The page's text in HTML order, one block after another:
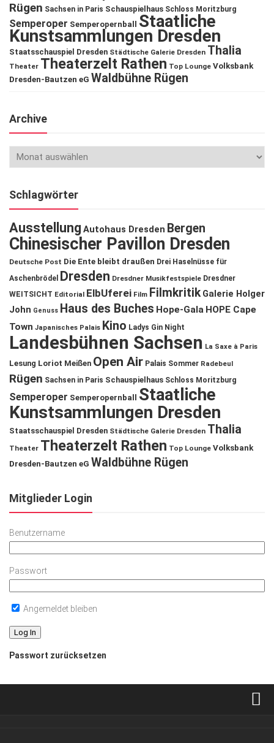
Rügen Sachsen in Paris Schauspielhaus Schloss Moritzburg
Semperoper Semperopernball Staatliche
Kunstsammlungen Dresden
Staatsschauspiel Dresden Städtische Galerie Dresden Thalia
Theater Theaterzelt Rathen Top Lounge Volksbank
Dresden-Bautzen eG Waldbühne Rügen
Archive
Schlagwörter
Ausstellung Autohaus Dresden Bergen
Chinesischer Pavillon Dresden
Deutsche Post Die Ente bleibt draußen Drei Haselnüsse für
Aschenbrödel
Dresden Dresdner Musikfestspiele Dresdner
WEITSICHT Editorial ElbUferei Film Filmkritik Galerie Holger
John Genuss Haus des Buches Hope-Gala HOPE Cape
Town Japanisches Palais Kino Ladys Gin Night
Landesbühnen Sachsen La Saxe à Paris
Lesung Loriot Meißen Open Air Palais Sommer Radebeul
Rügen Sachsen in Paris Schauspielhaus Schloss Moritzburg
Semperoper Semperopernball
Staatliche
Kunstsammlungen Dresden
Staatsschauspiel Dresden Städtische Galerie Dresden Thalia
Theater Theaterzelt Rathen Top Lounge Volksbank
Dresden-Bautzen eG Waldbühne Rügen
Mitglieder Login
Benutzername
Passwort
Angemeldet bleiben
Passwort zurücksetzen